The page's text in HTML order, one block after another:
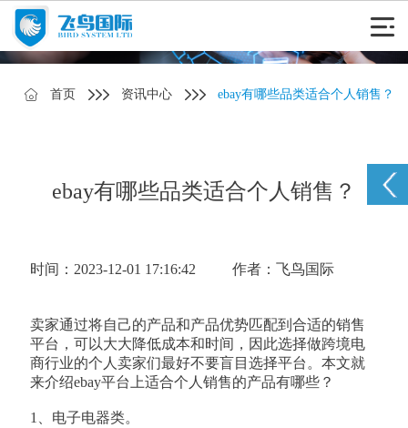
首页 资讯中心 ebay有哪些品类适合个人销售？
ebay有哪些品类适合个人销售？
时间：2023-12-01 17:16:42 作者：飞鸟国际
卖家通过将自己的产品和产品优势匹配到合适的销售
平台，可以大大降低成本和时间，因此选择做跨境电
商行业的个人卖家们最好不要盲目选择平台。本文就
来介绍ebay平台上适合个人销售的产品有哪些？
1、电子电器类。